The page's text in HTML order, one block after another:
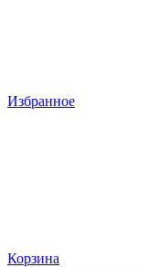
Избранное
Корзина